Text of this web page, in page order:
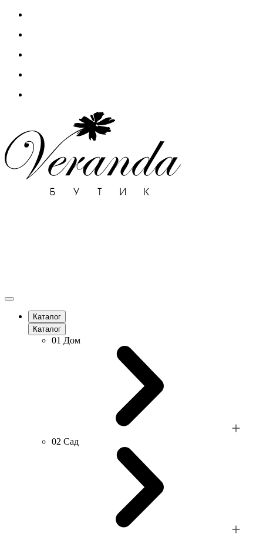
Каталог
Каталог
01 Дом
02 Сад